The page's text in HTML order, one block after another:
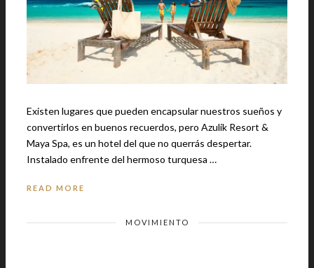
Existen lugares que pueden encapsular nuestros sueños y
convertirlos en buenos recuerdos, pero Azulik Resort &
Maya Spa, es un hotel del que no querrás despertar.
Instalado enfrente del hermoso turquesa …
READ MORE
MOVIMIENTO